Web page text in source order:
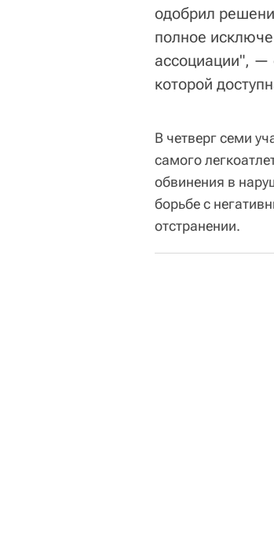
одобрил
полное
ассоциации", —
которой
В четверг семи
самого
обвинения в
борьбе с
отстранении.